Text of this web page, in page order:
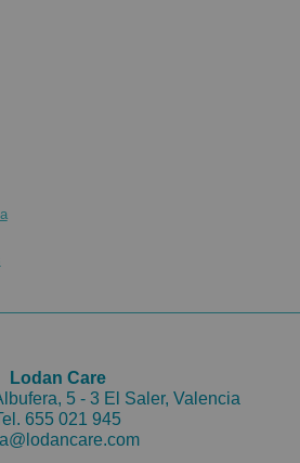
Lodan Care
5 - 3 El Saler, Valencia
655 021 945